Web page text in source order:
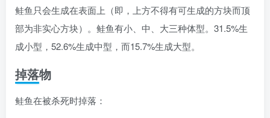
鲑鱼只会生成在表面上（即，上方不得有可生成的方块而顶
部为非实心方块）。鲑鱼有小、中、大三种体型。31.5%生
成小型，52.6%生成中型，而15.7%生成大型。
掉落物
鲑鱼在被杀死时掉落：